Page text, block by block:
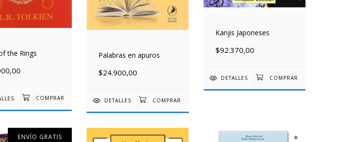
the Rings Palabras en apuros
$24.900,00
DETALLES
Kanjis Japoneses
$92.370,00
DETALLES
ENVÍO GRATIS